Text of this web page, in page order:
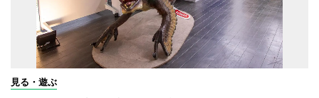
見る・遊ぶ